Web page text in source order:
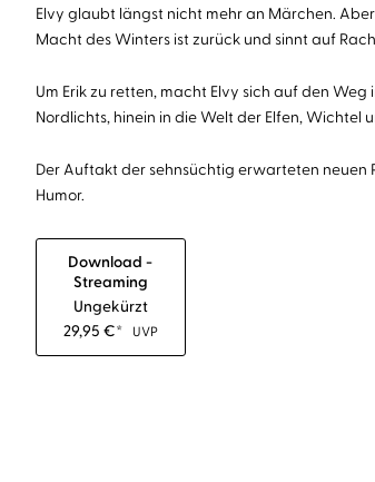
Elvy glaubt längst nicht mehr an Märchen.
Macht des Winters ist zurück und sinnt auf
Um Erik zu retten, macht Elvy sich auf den
Nordlichts, hinein in die Welt der Elfen, Wichtel
Der Auftakt der sehnsüchtig erwarteten neuen
Humor.
Download -
Streaming
Ungekürzt
29,95 €* UVP